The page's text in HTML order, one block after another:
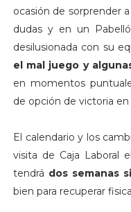
ocasión de sorprender
dudas y en un
desilusionada con su
el mal juego y
en momentos
de opción de victoria en
El calendario y los
visita de Caja Laboral
tendrá dos semanas
bien para recuperar